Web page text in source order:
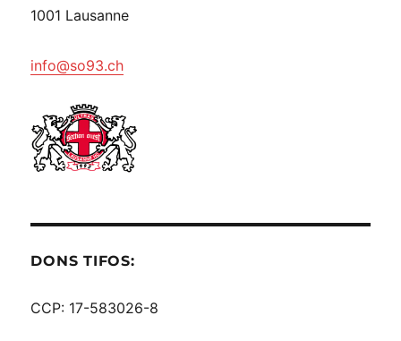
1001 Lausanne
info@so93.ch
DONS TIFOS:
CCP: 17-583026-8